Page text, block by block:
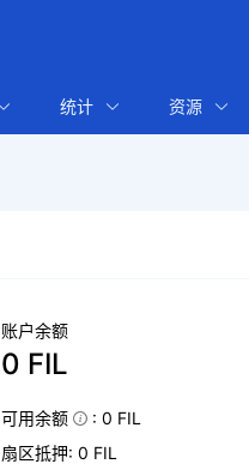
统计 资源
账户余额
0 FIL
可用余额
: 0 FIL
扇区抵押: 0 FIL